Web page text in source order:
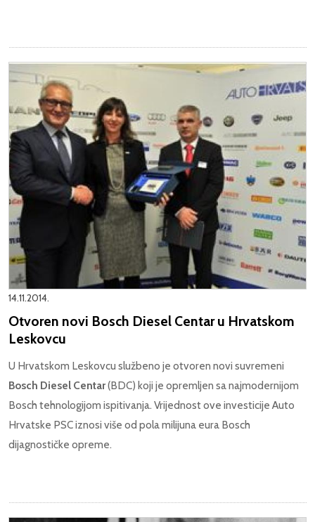
14.11.2014.
Otvoren novi Bosch Diesel Centar u Hrvatskom
Leskovcu
U Hrvatskom Leskovcu službeno je otvoren novi suvremeni
Bosch Diesel Centar(BDC) koji je opremljen sa najmodernijom
Bosch tehnologijom ispitivanja. Vrijednost ove investicije Auto
Hrvatske PSC iznosi više od pola milijuna eura Bosch
dijagnostičke opreme.